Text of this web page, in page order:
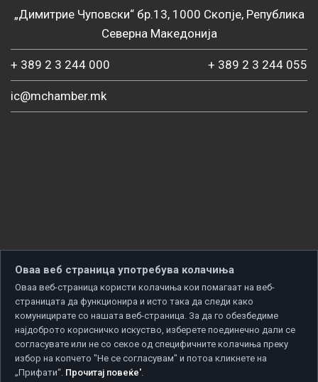
„Димитрие Чуповски“ бр.13, 1000 Скопје, Република
Северна Македонија
+ 389 2 3 244 000 + 389 2 3 244 055
ic@mchamber.mk
Copyright © 2026 Developed by
Оваа веб страница употребува колачиња
Оваа веб-страница користи колачиња кои помагаат на веб-
страницата да функционира и исто така да следи како
комуницирате со нашата веб-страница. За да го обезбедиме
најдоброто корисничко искуство, изберете поединечно дали се
согласувате или не со секое од специфичните колачиња преку
избор на копчето "Не се согласувам" и потоа кликнете на
„Прифати“. Прочитај повеќе'.